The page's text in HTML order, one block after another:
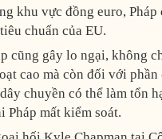
khu vực đồng euro,
chuẩn của EU.
cũng gây lo ngại, không
cao mà còn đối với
chuyền có thể làm tổn
Pháp mất kiểm soát.